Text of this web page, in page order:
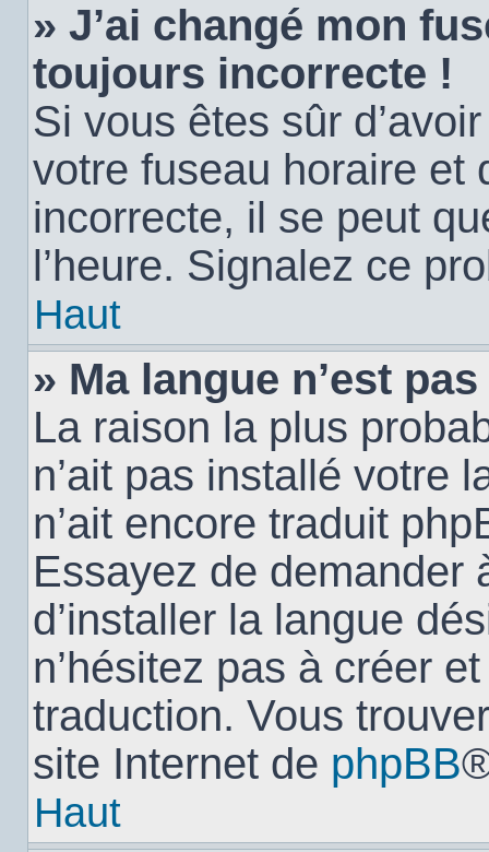
» J’ai changé mon
toujours incorrecte !
Si vous êtes sûr
votre fuseau horaire et
incorrecte, il se peut
l’heure. Signalez ce
Haut
» Ma langue n’est
La raison la plus
n’ait pas installé votre
n’ait encore traduit
Essayez de demander
d’installer la langue
n’hésitez pas à créer
traduction. Vous
site Internet de phpBB
Haut